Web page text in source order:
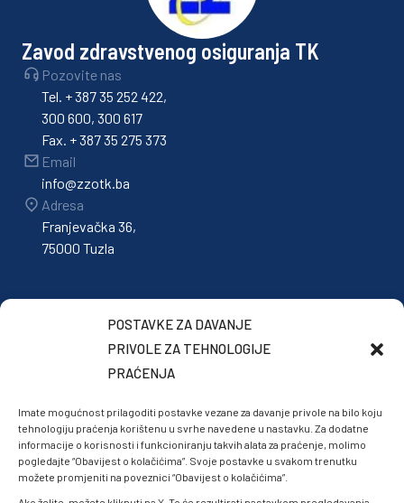
POSTAVKE ZA DAVANJE
PRIVOLE ZA TEHNOLOGIJE
PRAĆENJA
Imate mogućnost prilagoditi postavke vezane za davanje privole na bilo koju
tehnologiju praćenja korištenu u svrhe navedene u nastavku. Za dodatne
informacije o korisnosti i funkcioniranju takvih alata za praćenje, molimo
pogledajte “Obavijest o kolačićima”. Svoje postavke u svakom trenutku
možete promjeniti na poveznici “Obavijest o kolačićima”.
Zavod zdravstvenog osiguranja TK
Pozovite nas
Tel. + 387 35 252 422,
300 600, 300 617
Fax. + 387 35 275 373
Email
info@zzotk.ba
Adresa
Franjevačka 36,
75000 Tuzla